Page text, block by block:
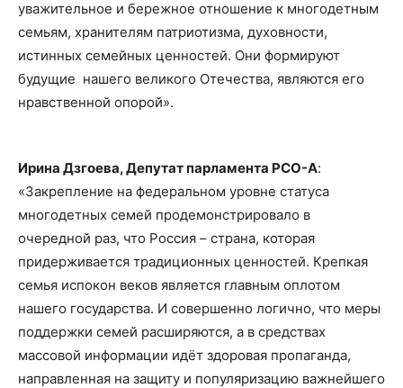
уважительное и бережное отношение к многодетным
семьям, хранителям патриотизма, духовности,
истинных семейных ценностей. Они формируют
будущие нашего великого Отечества, являются его
нравственной опорой».
Ирина Дзгоева, Депутат парламента РСО-А:
«Закрепление на федеральном уровне статуса
многодетных семей продемонстрировало в
очередной раз, что Россия – страна, которая
придерживается традиционных ценностей. Крепкая
семья испокон веков является главным оплотом
нашего государства. И совершенно логично, что меры
поддержки семей расширяются, а в средствах
массовой информации идёт здоровая пропаганда,
направленная на защиту и популяризацию важнейшего